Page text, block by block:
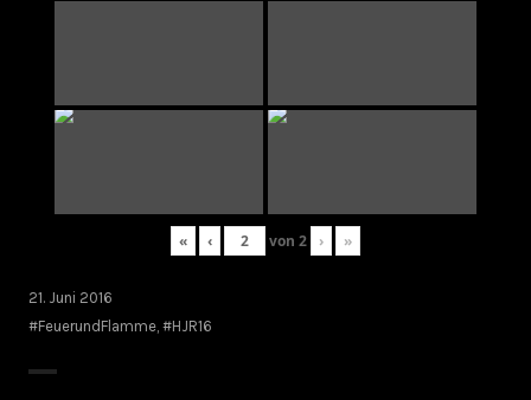
« ‹ von 2 › »
21. Juni 2016
#FeuerundFlamme #HJR16